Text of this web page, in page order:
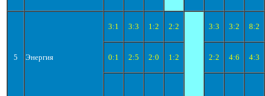
5 Энергия
3:1 3:3 1:2 2:2 3:3 3:2 8:2
0:1 2:5 2:0 1:2 2:2 4:6 4:3